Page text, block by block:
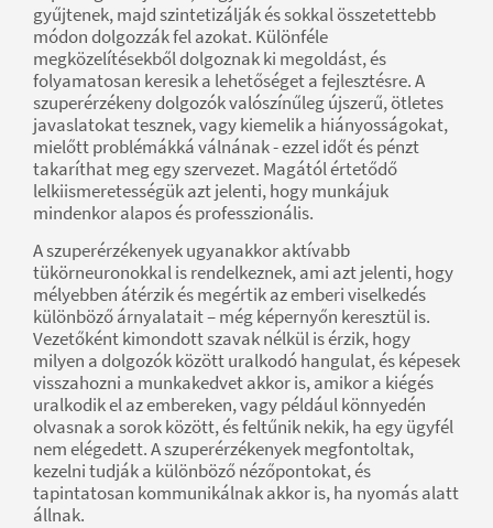
gyűjtenek, majd szintetizálják és sokkal összetettebb
módon dolgozzák fel azokat. Különféle
megközelítésekből dolgoznak ki megoldást, és
folyamatosan keresik a lehetőséget a fejlesztésre. A
szuperérzékeny dolgozók valószínűleg újszerű, ötletes
javaslatokat tesznek, vagy kiemelik a hiányosságokat,
mielőtt problémákká válnának - ezzel időt és pénzt
takaríthat meg egy szervezet. Magától értetődő
lelkiismeretességük azt jelenti, hogy munkájuk
mindenkor alapos és professzionális.
A szuperérzékenyek ugyanakkor aktívabb
tükörneuronokkal is rendelkeznek, ami azt jelenti, hogy
mélyebben átérzik és megértik az emberi viselkedés
különböző árnyalatait – még képernyőn keresztül is.
Vezetőként kimondott szavak nélkül is érzik, hogy
milyen a dolgozók között uralkodó hangulat, és képesek
visszahozni a munkakedvet akkor is, amikor a kiégés
uralkodik el az embereken, vagy például könnyedén
olvasnak a sorok között, és feltűnik nekik, ha egy ügyfél
nem elégedett. A szuperérzékenyek megfontoltak,
kezelni tudják a különböző nézőpontokat, és
tapintatosan kommunikálnak akkor is, ha nyomás alatt
állnak.